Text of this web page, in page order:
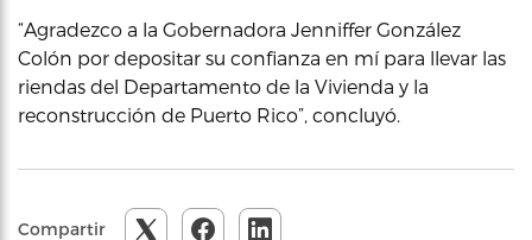
“Agradezco a la Gobernadora Jenniffer González
Colón por depositar su confianza en mí para llevar las
riendas del Departamento de la Vivienda y la
reconstrucción de Puerto Rico”, concluyó.
Compartir